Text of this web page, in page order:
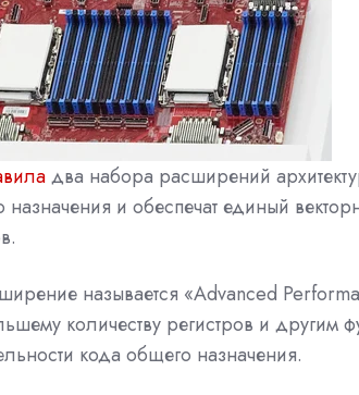
два набора расширений
назначения и обеспечат единый
называется «Advanced
количеству регистров и
кода общего назначения.